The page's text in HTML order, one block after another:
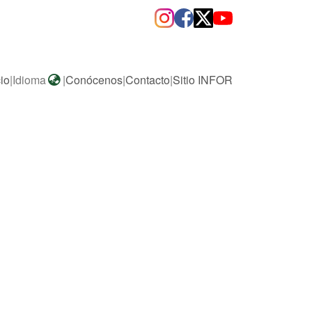
|Idioma |Conócenos|Contacto|Sitio INFOR